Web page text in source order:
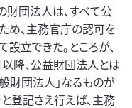
財団法人は、すべて公
め、主務官庁の認可を
立できた。ところが、
降、公益財団法人とは
般財団法人」なるものが
登記さえ行えば、主務